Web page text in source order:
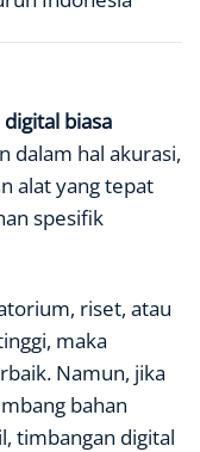
biasa
dalam hal akurasi,
alat yang tepat
spesifik
riset, atau
maka
Namun, jika
bahan
timbangan digital